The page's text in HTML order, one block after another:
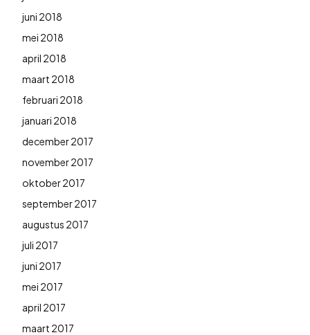
juni 2018
mei 2018
april 2018
maart 2018
februari 2018
januari 2018
december 2017
november 2017
oktober 2017
september 2017
augustus 2017
juli 2017
juni 2017
mei 2017
april 2017
maart 2017